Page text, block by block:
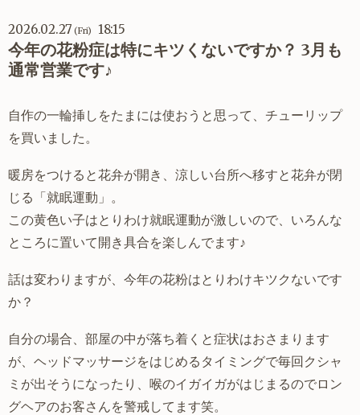
2026.02.27 (Fri) 18:15
今年の花粉症は特にキツくないですか？ 3月も
通常営業です♪
自作の一輪挿しをたまには使おうと思って、チューリップ
を買いました。
暖房をつけると花弁が開き、涼しい台所へ移すと花弁が閉
じる「就眠運動」。
この黄色い子はとりわけ就眠運動が激しいので、いろんな
ところに置いて開き具合を楽しんでます♪
話は変わりますが、今年の花粉はとりわけキツクないです
か？
自分の場合、部屋の中が落ち着くと症状はおさまります
が、ヘッドマッサージをはじめるタイミングで毎回クシャ
ミが出そうになったり、喉のイガイガがはじまるのでロン
グヘアのお客さんを警戒してます笑。